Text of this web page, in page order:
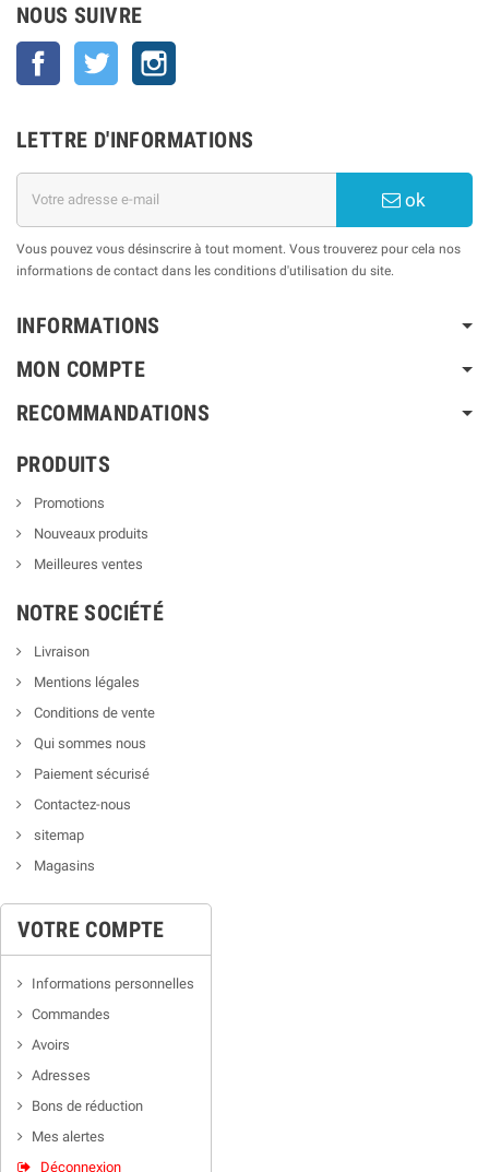
NOUS SUIVRE
Facebook Twitter
LETTRE D'INFORMATIONS
ok
Vous pouvez vous désinscrire à tout moment. Vous trouverez pour cela nos
informations de contact dans les conditions d'utilisation du site.
INFORMATIONS
MON COMPTE
RECOMMANDATIONS
PRODUITS
Promotions
Nouveaux produits
Meilleures ventes
NOTRE SOCIÉTÉ
Livraison
Mentions légales
Conditions de vente
Qui sommes nous
Paiement sécurisé
Contactez-nous
sitemap
Magasins
VOTRE COMPTE
Informations personnelles
Commandes
Avoirs
Adresses
Bons de réduction
Mes alertes
Déconnexion